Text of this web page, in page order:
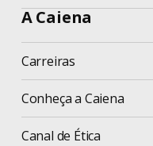
A Caiena
Carreiras
Conheça a Caiena
Canal de Ética